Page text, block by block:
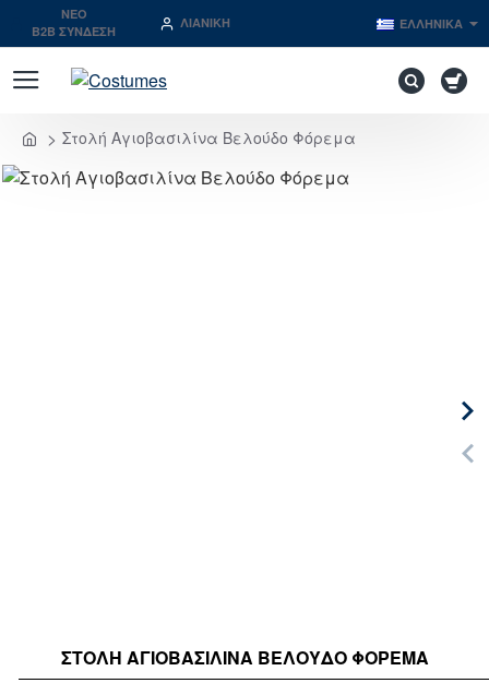
NEO
B2B ΣΥΝΔΕΣΗ
ΛΙΑΝΙΚΉ ΕΛΛΗΝΙΚΆ
Στολή Αγιοβασιλίνα Βελούδο Φόρεμα
ΣΤΟΛΉ ΑΓΙΟΒΑΣΙΛΊΝΑ ΒΕΛΟΎΔΟ ΦΌΡΕΜΑ